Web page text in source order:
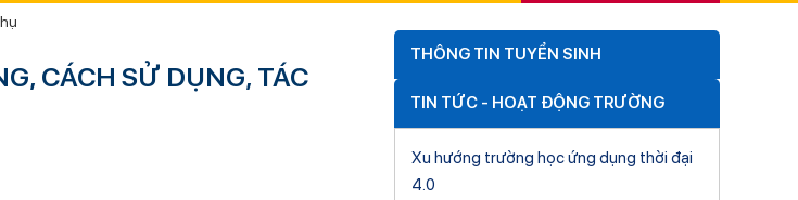
CÁCH SỬ DỤNG, TÁC
THÔNG TIN TUYỂN SINH
TIN TỨC - HOẠT ĐỘNG TRƯỜNG
Xu hướng trường học ứng dụng thời đại
4.0